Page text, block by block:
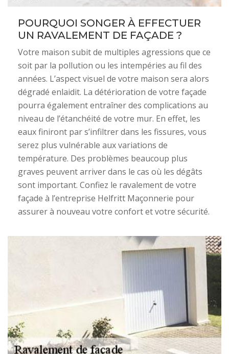
POURQUOI SONGER À EFFECTUER
UN RAVALEMENT DE FAÇADE ?
Votre maison subit de multiples agressions que ce
soit par la pollution ou les intempéries au fil des
années. L’aspect visuel de votre maison sera alors
dégradé enlaidit. La détérioration de votre façade
pourra également entraîner des complications au
niveau de l’étanchéité de votre mur. En effet, les
eaux finiront par s’infiltrer dans les fissures, vous
serez plus vulnérable aux variations de
température. Des problèmes beaucoup plus
graves peuvent arriver dans le cas où les dégâts
sont important. Confiez le ravalement de votre
façade à l’entreprise Helfritt Maçonnerie pour
assurer à nouveau votre confort et votre sécurité.